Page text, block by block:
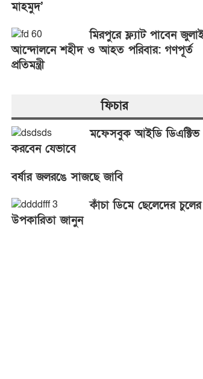
মাহমুদ’
মিরপুরে ফ্ল্যাট পাবেন
আন্দোলনে শহীদ ও আহত পরিবার: গণপূর্ত
প্রতিমন্ত্রী
ফিচার
মফেসবুক আইডি ডিএক্টিভ
করবেন যেভাবে
বর্ষার জলরঙে সাজছে জাবি
কাঁচা ডিমে ছেলেদের চুলের
উপকারিতা জানুন